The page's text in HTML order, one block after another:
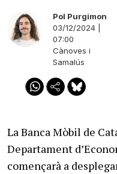
Pol Purgimon
03/12/2024 |
07:00
Cànoves i
Samalús
La Banca Mòbil de
Departament
començarà a